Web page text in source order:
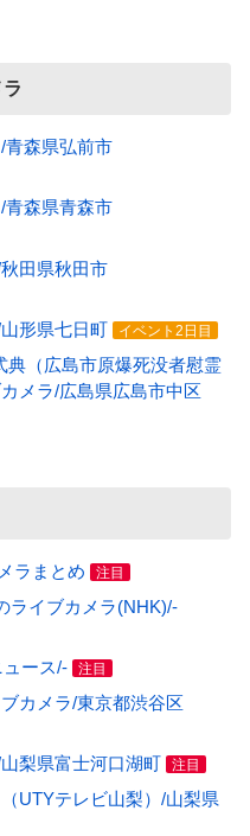
青森県弘前市
青森県青森市
田県秋田市
形県七日町 イベント2日目
典（広島市原爆死没者慰霊
メラ/広島県広島市中区
ラまとめ 注目
ライブカメラ(NHK)/-
ース/- 注目
カメラ/東京都渋谷区
梨県富士河口湖町 注目
UTYテレビ山梨）/山梨県